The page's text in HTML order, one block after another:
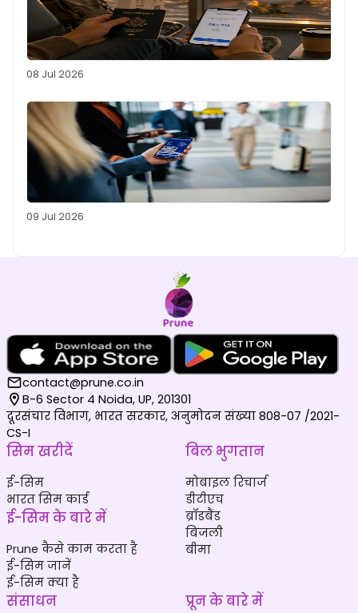
08 Jul 2026
09 Jul 2026
contact@prune.co.in
B-6 Sector 4 Noida, UP, 201301
दूरसंचार विभाग, भारत सरकार, अनुमोदन संख्या 808-07 /2021-
CS-I
सिम खरीदें
ई-सिम
भारत सिम कार्ड
ई-सिम के बारे में
Prune कैसे काम करता है
ई-सिम जानें
ई-सिम क्या है
बिल भुगतान
मोबाइल रिचार्ज
डीटीएच
ब्रॉडबैंड
बिजली
बीमा
संसाधन प्रून के बारे में